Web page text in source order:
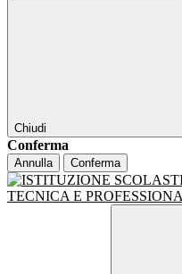
Chiudi
Conferma
Annulla Conferma